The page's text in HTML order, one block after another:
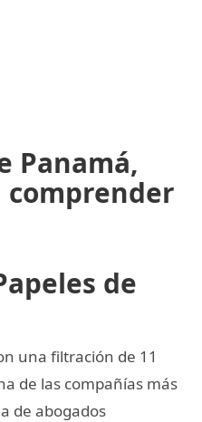
Panamá,
comprender
de
una filtración de 11
de las compañías más
de abogados